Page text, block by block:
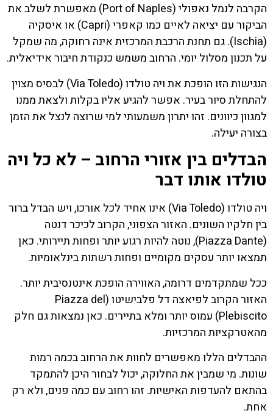
הקרבה לנמל נאפולי (Port of Naples) מאפשרת לשלב את
הביקור עם יציאה לאיים כמו קאפרי (Capri) או איסקיה
(Ischia). גם תחנת הרכבת המרכזית אינה רחוקה, מה שמקל
על תכנון מסלול יומי. הרחוב משמש כנקודת חיבור אידיאלית.
הנגישות הזו הופכת את ויה טולדו (Via Toledo) לבסיס מצוין
להתחלת סיור בעיר. אפשר להגיע אליו בקלות ולצאת ממנו
למגוון כיוונים. זהו יתרון משמעותי למי שרוצה לנצל את הזמן
בצורה יעילה.
הבדלים בין אזורי הרחוב – לא כל ויה
טולדו אותו דבר
ויה טולדו (Via Toledo) אינו אחיד לכל אורכו, ויש הבדל ברור
בין חלקיו השונים. האזור הצפוני, הקרוב לכיכר דנטה
(Piazza Dante), נוטה להיות רגוע יותר ופחות תיירותי. כאן
תמצאו יותר עסקים מקומיים ופחות רשתות בינלאומיות.
ככל שמתקדמים דרומה, האווירה הופכת אינטנסיבית יותר.
האזור הקרוב לפיאצה דל פלבישיטו (Piazza del
Plebiscito) עמוס יותר ומלא בתיירים. כאן נמצאות גם חלק
מהאטרקציות המרכזיות.
ההבדלים הללו מאפשרים לחוות את הרחוב בכמה רמות
שונות. מי שמבין את החלוקה, יכול לבחור היכן להתמקד
בהתאם להעדפות האישיות. זהו רחוב עם כמה פנים, ולא רק
אחת.